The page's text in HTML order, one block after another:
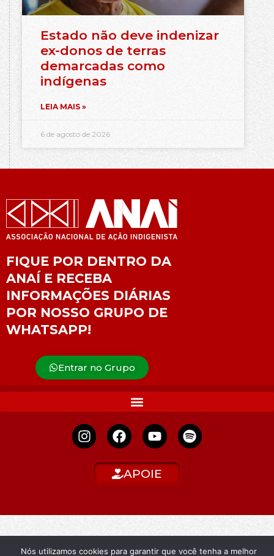
Estado não deve indenizar
ex-donos de terras
demarcadas como
indígenas
LEIA MAIS »
6 de agosto de 2026
FIQUE POR DENTRO DA
ANAÍ E RECEBA
INFORMAÇÕES DIÁRIAS
POR NOSSO GRUPO DE
WHATSAPP!
Entrar no Grupo
APOIE
Nós utilizamos cookies para garantir que você tenha a melhor